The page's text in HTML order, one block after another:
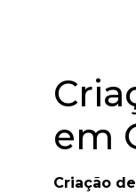
em
Criação